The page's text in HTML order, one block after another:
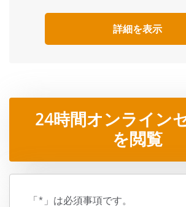
詳細を表示
24時間オンライン
を閲覧
「*」は必須事項です。